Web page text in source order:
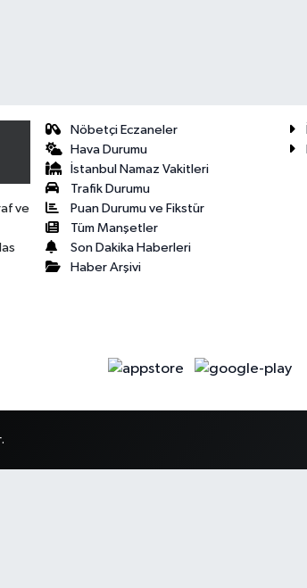
ve
Nöbetçi Eczaneler
Hava Durumu
İstanbul Namaz Vakitleri
Trafik Durumu
Puan Durumu ve Fikstür
Tüm Manşetler
Son Dakika Haberleri
Haber Arşivi